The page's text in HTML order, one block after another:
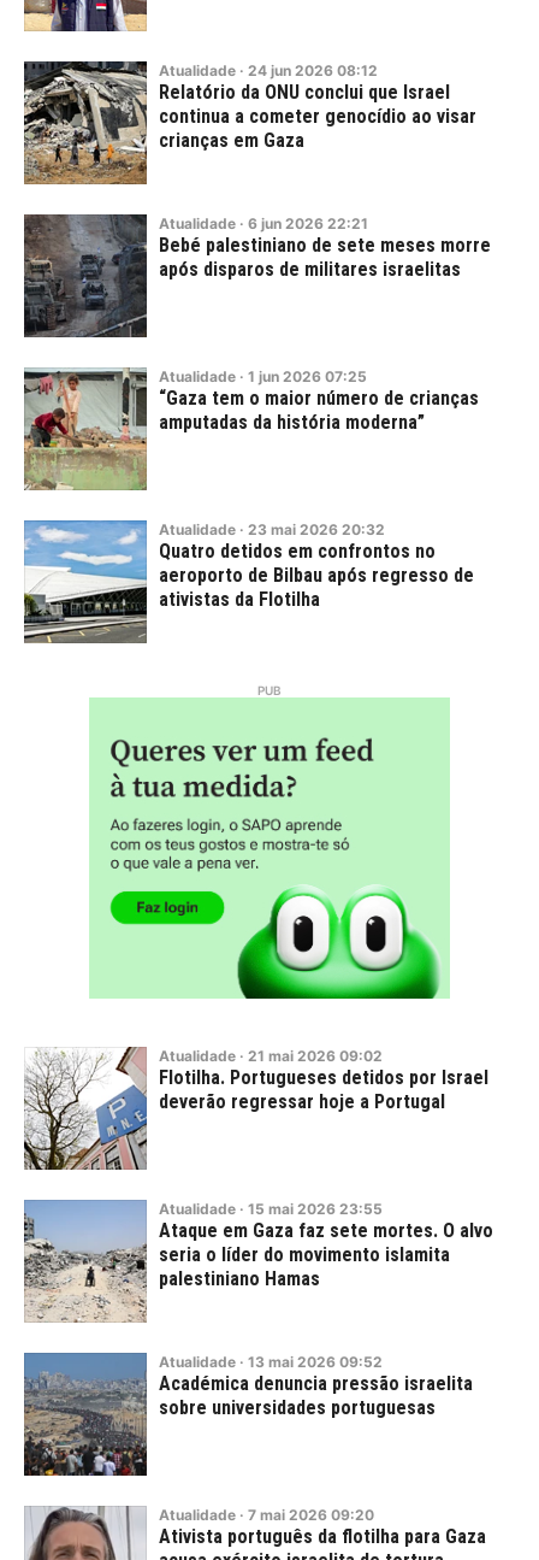
Atualidade · 24 jun 2026 08:12
Relatório da ONU conclui que Israel
continua a cometer genocídio ao visar
crianças em Gaza
Atualidade · 6 jun 2026 22:21
Bebé palestiniano de sete meses morre
após disparos de militares israelitas
Atualidade · 1 jun 2026 07:25
“Gaza tem o maior número de crianças
amputadas da história moderna”
Atualidade · 23 mai 2026 20:32
Quatro detidos em confrontos no
aeroporto de Bilbau após regresso de
ativistas da Flotilha
Atualidade · 21 mai 2026 09:02
Flotilha. Portugueses detidos por Israel
deverão regressar hoje a Portugal
Atualidade · 15 mai 2026 23:55
Ataque em Gaza faz sete mortes. O alvo
seria o líder do movimento islamita
palestiniano Hamas
Atualidade · 13 mai 2026 09:52
Académica denuncia pressão israelita
sobre universidades portuguesas
Atualidade · 7 mai 2026 09:20
Ativista português da flotilha para Gaza